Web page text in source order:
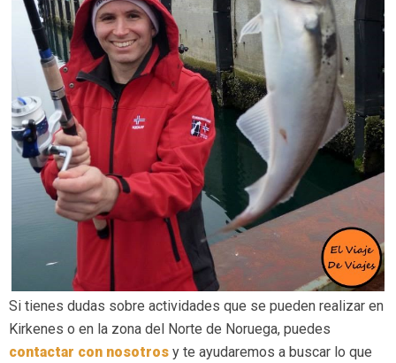
Si tienes dudas sobre actividades que se pueden realizar en
Kirkenes o en la zona del Norte de Noruega, puedes
contactar con nosotros y te ayudaremos a buscar lo que